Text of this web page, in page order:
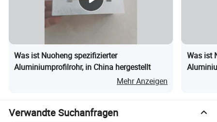
Was ist Nuoheng spezifizierter
Aluminiumprofilrohr, in China hergestellt
Mehr Anzeigen
Was ist
Verwandte Suchanfragen